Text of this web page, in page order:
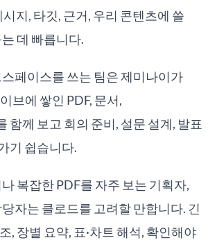
지, 타깃, 근거, 우리 콘텐츠에 쓸
데 빠릅니다.
페이스를 쓰는 팀은 제미나이가
브에 쌓인 PDF, 문서,
함께 보고 회의 준비, 설문 설계, 발표
기 쉽습니다.
복잡한 PDF를 자주 보는 기획자,
자는 클로드를 고려할 만합니다. 긴
, 장별 요약, 표·차트 해석, 확인해야